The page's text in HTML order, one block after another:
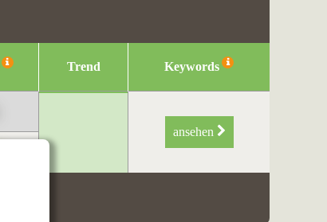
Trend Keywords
ansehen